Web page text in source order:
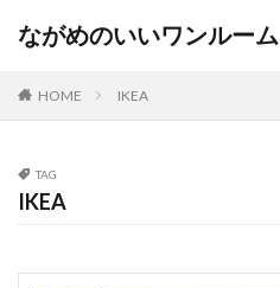
ながめのいいワンルーム
HOME IKEA
TAG
IKEA